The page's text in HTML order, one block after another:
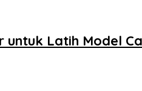
untuk Latih Model